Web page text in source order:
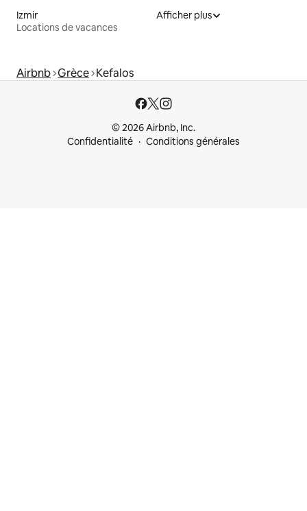
Izmir
Locations de vacances
Afficher plus
Airbnb Grèce Kefalos
© 2026 Airbnb, Inc.
Confidentialité
Conditions générales